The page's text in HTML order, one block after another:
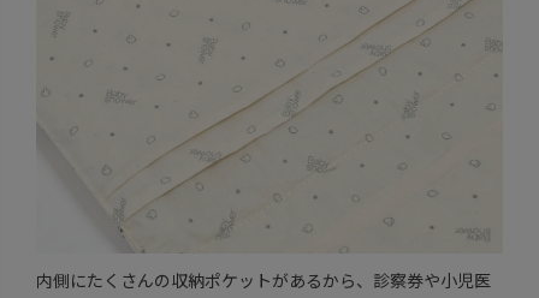
内側にたくさんの収納ポケットがあるから、診察券や小児医